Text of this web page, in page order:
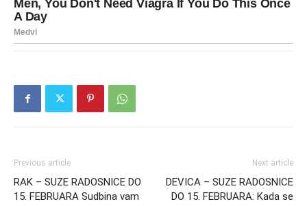
Previous article
RAK – SUZE RADOSNICE DO
15. FEBRUARA Sudbina vam
Next article
DEVICA – SUZE RADOSNICE
DO 15. FEBRUARA: Kada se